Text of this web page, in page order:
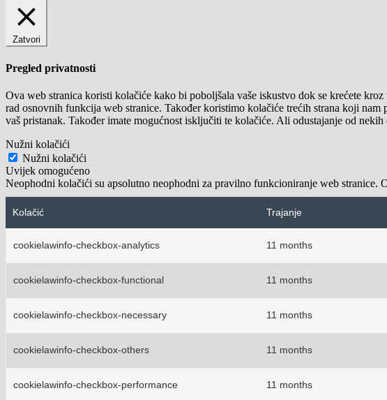
Zatvori
Pregled privatnosti
Ova web stranica koristi kolačiće kako bi poboljšala vaše iskustvo dok se krećete
rad osnovnih funkcija web stranice. Također koristimo kolačiće trećih strana koji
vaš pristanak. Također imate mogućnost isključiti te kolačiće. Ali odustajanje od
Nužni kolačići
Nužni kolačići
Uvijek omogućeno
Neophodni kolačići su apsolutno neophodni za pravilno funkcioniranje web
Kolačić Trajanje
cookielawinfo-checkbox-analytics 11 months
cookielawinfo-checkbox-functional 11 months
cookielawinfo-checkbox-necessary 11 months
cookielawinfo-checkbox-others 11 months
cookielawinfo-checkbox-performance 11 months